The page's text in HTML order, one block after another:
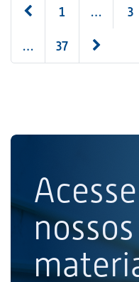
1 … 3
… 37
Acesse
nossos